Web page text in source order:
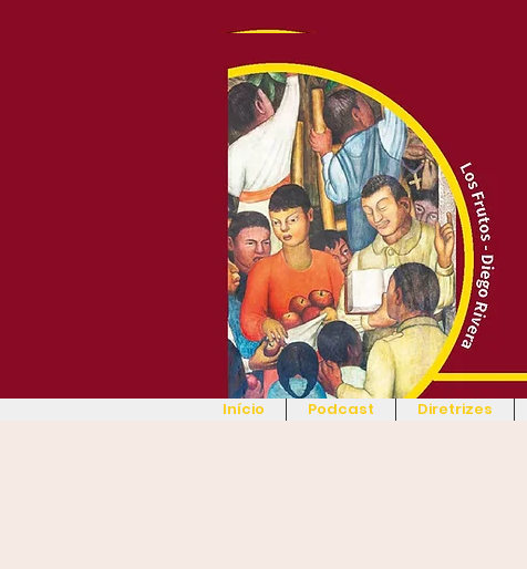
Início Podcast Diretrizes